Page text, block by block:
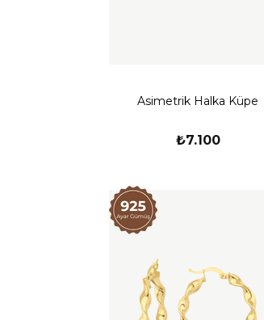
Asimetrik Halka Küpe
₺7.100